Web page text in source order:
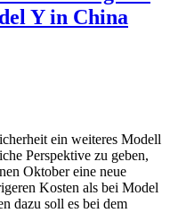
Y in China
ein weiteres Modell
Perspektive zu geben,
Oktober eine neue
Kosten als bei Model
dazu soll es bei dem